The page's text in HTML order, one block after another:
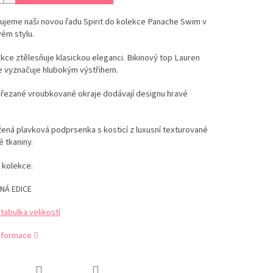
naši novou řadu Spirit do kolekce Panache Swim v
stylu.
ztělesňuje klasickou eleganci. Bikinový top Lauren
vyznačuje hlubokým výstřihem.
vroubkované okraje dodávají designu hravé
plavková podprsenka s kosticí z luxusní texturované
tkaniny.
EDICE
tabulka velikostí